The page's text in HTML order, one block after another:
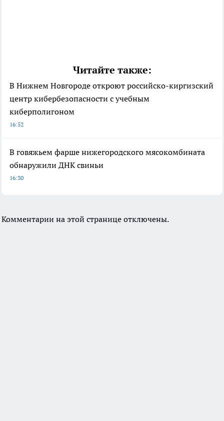
Читайте также:
В Нижнем Новгороде откроют российско-киргизский
центр кибербезопасности с учебным
киберполигоном
16:52
В говяжьем фарше нижегородского мясокомбината
обнаружили ДНК свиньи
16:30
Комментарии на этой странице отключены.